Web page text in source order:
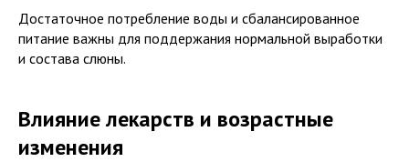
Достаточное потребление воды и сбалансированное
питание важны для поддержания нормальной выработки
и состава слюны.
Влияние лекарств и возрастные
изменения